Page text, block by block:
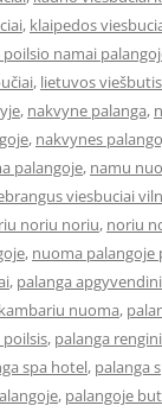
, klaipedos
namai
, lietuvos viešbutis
, nakvyne palanga,
, nakvynes
palangoje, namu
viesbuciai
noriu noriu, noriu
, nuoma palangoje
, palanga
nuoma,
poilsis, palanga
spa hotel, palanga
, palangoje